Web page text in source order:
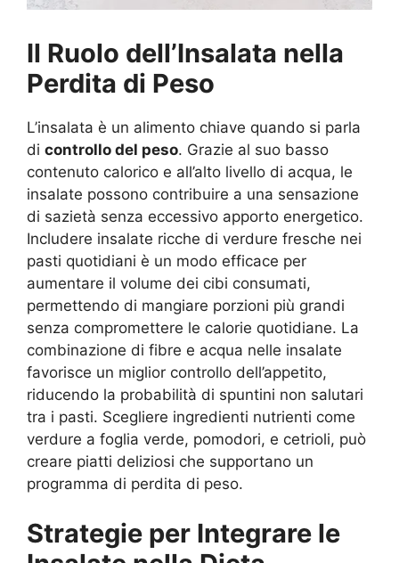
Il Ruolo dell’Insalata nella
Perdita di Peso
L’insalata è un alimento chiave quando si parla
di controllo del peso. Grazie al suo basso
contenuto calorico e all’alto livello di acqua, le
insalate possono contribuire a una sensazione
di sazietà senza eccessivo apporto energetico.
Includere insalate ricche di verdure fresche nei
pasti quotidiani è un modo efficace per
aumentare il volume dei cibi consumati,
permettendo di mangiare porzioni più grandi
senza compromettere le calorie quotidiane. La
combinazione di fibre e acqua nelle insalate
favorisce un miglior controllo dell’appetito,
riducendo la probabilità di spuntini non salutari
tra i pasti. Scegliere ingredienti nutrienti come
verdure a foglia verde, pomodori, e cetrioli, può
creare piatti deliziosi che supportano un
programma di perdita di peso.
Strategie per Integrare le